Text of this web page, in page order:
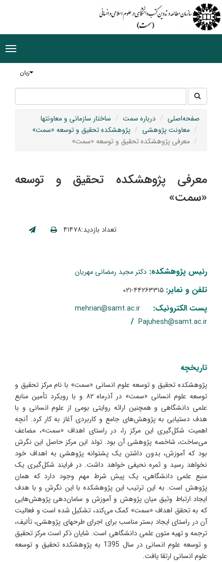
زبان
جستجو
در
سایت
صفحه‌اصلی درباره سمت
ساختار سازمانی و معاونتها
معاونت پژوهشی
پژوهشکده تحقیق و توسعه «سمت»
معرفی پژوهشکده تحقیق و توسعه «سمت»
معرفی پژوهشکده تحقیق و توسعه
«سمت»
تعداد بازدید:۴۱۴۷۸
رئیس پژوهشکده: دکتر مجید رمضانی مهریان
تلفن و نمابر: ۴۴۲۶۳۳۱۵-۰۲۱
پست الکترونیک:
/ Pajuhesh@samt.ac.ir
تاریخچه
پژوهشکده تحقیق و توسعه علوم انسانی «سمت» با نام مرکز تحقیق و
توسعه علوم انسانی «سمت» در آذرماه ۸۲ و با رویکرد تأمین منابع
علمی دانشگاهی و همچنین ارائه روایتی بومی از علوم انسانی و با
هدف دستیابی به پژوهش‌های جامع و کاربردی آغاز به کار کرد. آنچه
اهمیت شکل‌گیری این مرکز را، در راستای اهداف «سمت»، مضاعف
می‌ساخت، شاخصه پژوهشی آن بود. تولد این مرکز حاصل این نگرش
بود که آموزش، بدون داشتن یک پشتوانه پژوهشی به اهداف خود
نخواهد رسید و ثمره نحیفی خواهد داشت. در فرایند شکل‌گیری یک
منبع علمی دانشگاهی، یک پیش شرط مهم وجود دارد که همان
پژوهش است. به این ترتیب این پژوهشکده با این نگرش و با هدف
ایجاد ارتباط وثیق میان پژوهش و آموزش و سامان‌دهی پژوهش‌هایی
که به تحقق اهداف «سمت» کمک می‌کند، تشکیل شده است و فعالیت
آن در راستای ایجاد بستر مناسب برای اجرای طرحهای پژوهشی، تألیف،
ترجمه و تهیه متون علمی دانشگاهی است. شایان ذکر است مرکز تحقیق
و توسعه علوم انسانی در سال 1395 به پژوهشکده تحقیق و توسعه
علوم انسانی ارتقا یافت.